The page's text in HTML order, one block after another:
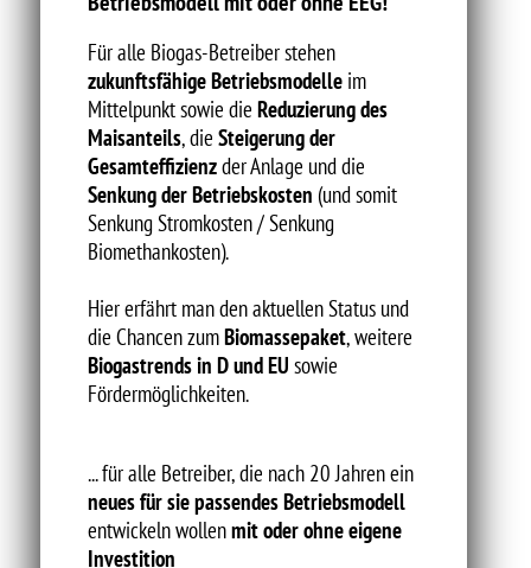
Für alle Biogas-Betreiber stehen
zukunftsfähige Betriebsmodelle im
Mittelpunkt sowie die Reduzierung des
Maisanteils, die Steigerung der
Gesamteffizienzder Anlage und die
Senkung der Betriebskosten (und somit
Senkung Stromkosten / Senkung
Biomethankosten).
Hier erfährt man den aktuellen Status und
die Chancen zumBiomassepaket, weitere
Biogastrends in D und EU sowie
Fördermöglichkeiten.
... für alle Betreiber, die nach 20 Jahren ein
neues für sie passendes Betriebsmodell
entwickeln wollenmit oder ohne eigene
Investition